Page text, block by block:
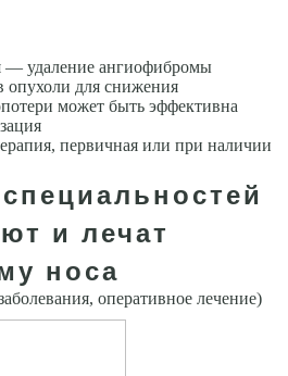
— удаление ангиофибромы
опухоли для снижения
может быть эффективна
первичная или при наличии
и лечат
носа
оперативное лечение)